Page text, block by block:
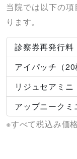
当院では以下の
ります。
診察券再発行
アイパッチ（
リジュセアミ
アップニーク
※すべて税込み価格